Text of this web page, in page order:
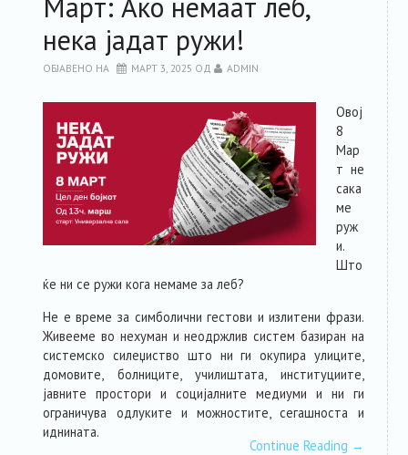
нека јадат ружи!
ОБЈАВЕНО НА МАРТ 3, 2025 ОД ADMIN
Овој
8
Мар
т не
сака
ме
руж
и.
Што
ќе ни се ружи кога немаме за леб?
Не е време за симболични гестови и излитени фрази.
Живееме во нехуман и неодржлив систем базиран на
системско силеџиство што ни ги окупира улиците,
домовите, болниците, училиштата, институциите,
јавните простори и социјалните медиуми и ни ги
ограничува одлуките и можностите, сегашноста и
иднината.
Continue Reading →